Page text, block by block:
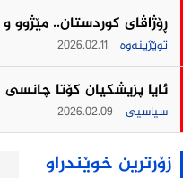
ڕۆژاڤای کوردستان.. مێژوو
توێژینەوە 2026.02.11
ئایا پزیشکیان کۆتا
سیاسیی 2026.02.09
زۆرترین خوێندراو